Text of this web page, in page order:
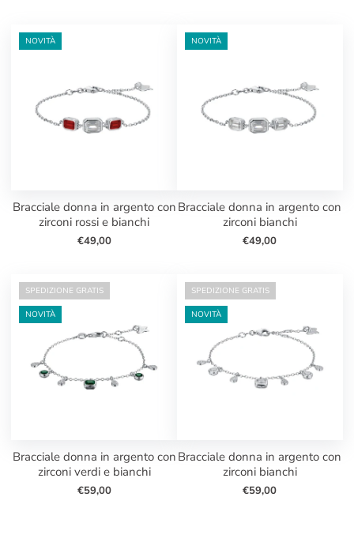
NOVITÀ
bracciale donna in argento con
zirconi rossi e bianchi
€49,00
NOVITÀ
bracciale donna in argento con
zirconi bianchi
€49,00
SPEDIZIONE GRATIS
NOVITÀ
bracciale donna in argento con
zirconi verdi e bianchi
€59,00
SPEDIZIONE GRATIS
NOVITÀ
bracciale donna in argento con
zirconi bianchi
€59,00